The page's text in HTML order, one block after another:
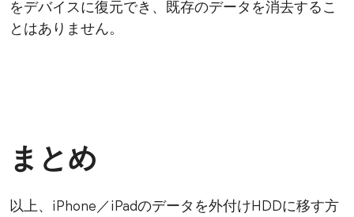
をデバイスに復元でき、既存のデータを消去するこ
とはありません。
まとめ
以上、iPhone／iPadのデータを外付けHDDに移す方